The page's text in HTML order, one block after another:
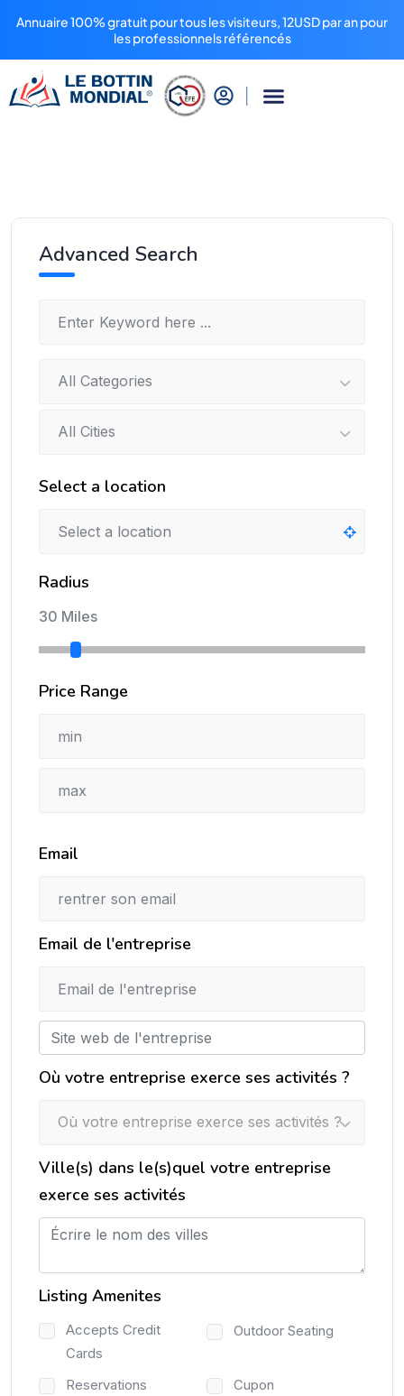
Annuaire 100% gratuit pour tous les visiteurs, 12USD par an pour
les professionnels référencés
Advanced Search
All Categories
All Cities
Select a location
Radius
30 Miles
Price Range
Email
Email de l'entreprise
Où votre entreprise exerce ses activités ?
Où votre entreprise exerce ses activités ?
Ville(s) dans le(s)quel votre entreprise
exerce ses activités
Listing Amenites
Accepts Credit
Cards
Outdoor Seating
Reservations
Cupon